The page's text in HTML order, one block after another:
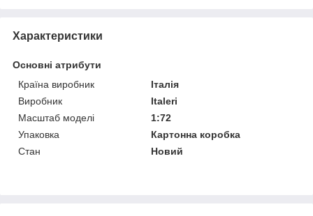
Характеристики
Основні атрибути
Країна виробник
Італія
Виробник
Italeri
Масштаб моделі
1:72
Упаковка
Картонна коробка
Стан
Новий